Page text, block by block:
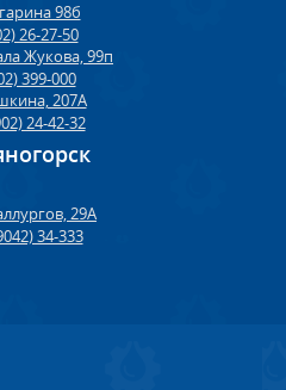
98б
26-27-50
Жукова, 99п
399-000
207А
24-42-32
29А
34-333